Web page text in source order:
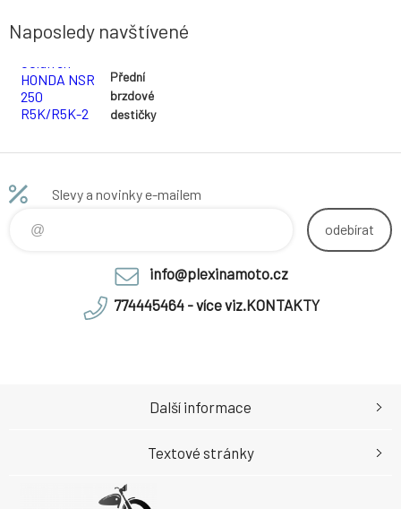
Naposledy navštívené
Přední
brzdové
destičky
HONDA NSR
R5K/R5K-2
akce
Slevy a novinky e-mailem
odebírat
info@plexinamoto.cz
774445464 - více viz.KONTAKTY
Další informace
Textové stránky